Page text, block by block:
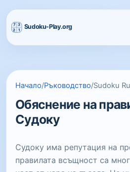
Начало/Ръководство/Sudoku
Обяснение на
Судоку
Судоку има репутация на
правилата всъщност са